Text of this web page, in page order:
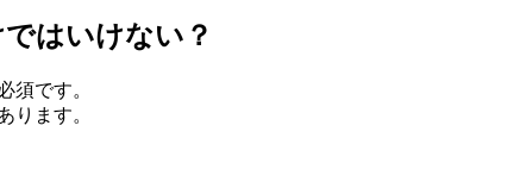
はいけない？
須です。
ります。